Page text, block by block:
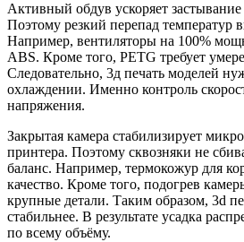
Активный обдув ускоряет
Поэтому резкий перепад температур
Например, вентиляторы на 100%
ABS. Кроме того, PETG требует
Следовательно, 3д печать моделей
охлаждении. Именно контроль
напряжения.
Закрытая камера стабилизирует
принтера. Поэтому сквозняки не
баланс. Например, термокожур для
качество. Кроме того, подогрев
крупные детали. Таким образом, 3d
стабильнее. В результате усадка
по всему объёму.